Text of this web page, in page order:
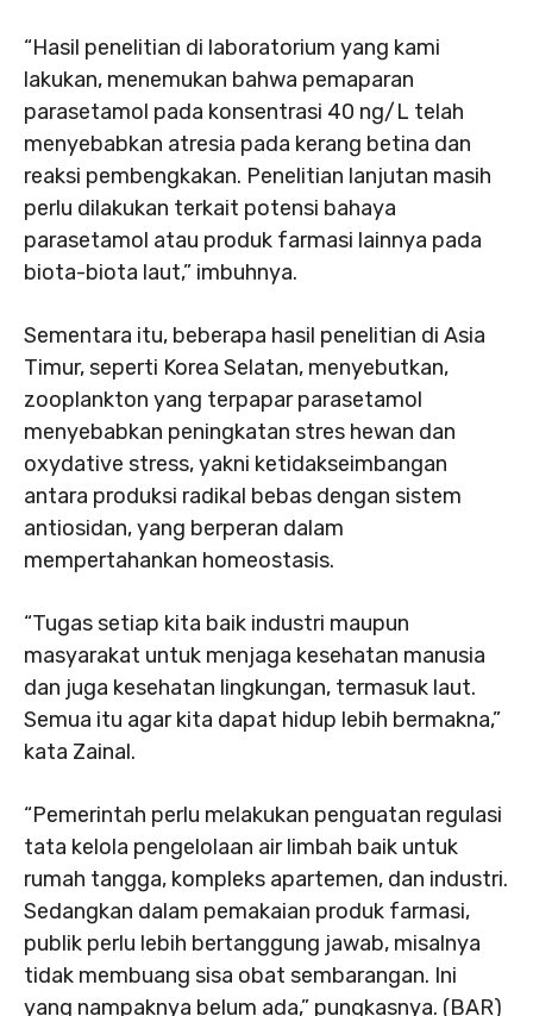
“Hasil penelitian di laboratorium yang kami
lakukan, menemukan bahwa pemaparan
parasetamol pada konsentrasi 40 ng/L telah
menyebabkan atresia pada kerang betina dan
reaksi pembengkakan. Penelitian lanjutan masih
perlu dilakukan terkait potensi bahaya
parasetamol atau produk farmasi lainnya pada
biota-biota laut,” imbuhnya.
Sementara itu, beberapa hasil penelitian di Asia
Timur, seperti Korea Selatan, menyebutkan,
zooplankton yang terpapar parasetamol
menyebabkan peningkatan stres hewan dan
oxydative stress, yakni ketidakseimbangan
antara produksi radikal bebas dengan sistem
antiosidan, yang berperan dalam
mempertahankan homeostasis.
“Tugas setiap kita baik industri maupun
masyarakat untuk menjaga kesehatan manusia
dan juga kesehatan lingkungan, termasuk laut.
Semua itu agar kita dapat hidup lebih bermakna,”
kata Zainal.
“Pemerintah perlu melakukan penguatan regulasi
tata kelola pengelolaan air limbah baik untuk
rumah tangga, kompleks apartemen, dan industri.
Sedangkan dalam pemakaian produk farmasi,
publik perlu lebih bertanggung jawab, misalnya
tidak membuang sisa obat sembarangan. Ini
yang nampaknya belum ada,” pungkasnya. (BAR)